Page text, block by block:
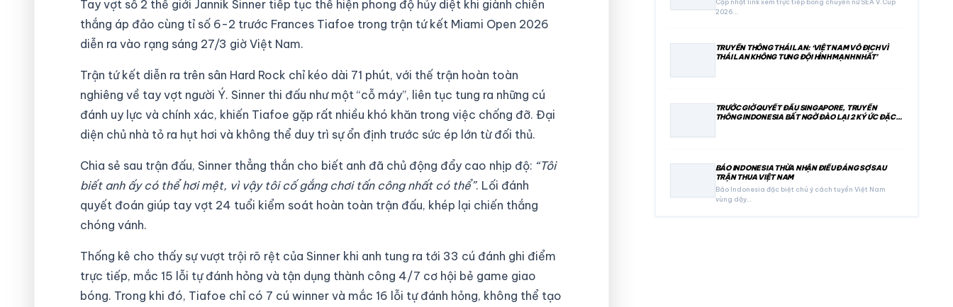
Tay vợt số 2 thế giới Jannik Sinner tiếp tục thể hiện phong độ hủy diệt khi giành chiến
thắng áp đảo cùng tỉ số 6-2 trước Frances Tiafoe trong trận tứ kết Miami Open 2026
diễn ra vào rạng sáng 27/3 giờ Việt Nam.
Trận tứ kết diễn ra trên sân Hard Rock chỉ kéo dài 71 phút, với thế trận hoàn toàn
nghiêng về tay vợt người Ý. Sinner thi đấu như một “cỗ máy”, liên tục tung ra những cú
đánh uy lực và chính xác, khiến Tiafoe gặp rất nhiều khó khăn trong việc chống đỡ. Đại
diện chủ nhà tỏ ra hụt hơi và không thể duy trì sự ổn định trước sức ép lớn từ đối thủ.
Chia sẻ sau trận đấu, Sinner thẳng thắn cho biết anh đã chủ động đẩy cao nhịp độ: “Tôi
biết anh ấy có thể hơi mệt, vì vậy tôi cố gắng chơi tấn công nhất có thể”. Lối đánh
quyết đoán giúp tay vợt 24 tuổi kiểm soát hoàn toàn trận đấu, khép lại chiến thắng
chóng vánh.
Thống kê cho thấy sự vượt trội rõ rệt của Sinner khi anh tung ra tới 33 cú đánh ghi điểm
trực tiếp, mắc 15 lỗi tự đánh hỏng và tận dụng thành công 4/7 cơ hội bẻ game giao
bóng. Trong khi đó, Tiafoe chỉ có 7 cú winner và mắc 16 lỗi tự đánh hỏng, không thể tạo
Cập nhật link xem trực tiếp bóng chuyền nữ SEA V.Cup
2026…
TRUYỀN THÔNG THÁI LAN: ‘VIỆT NAM VÔ ĐỊCH VÌ
THÁI LAN KHÔNG TUNG ĐỘI HÌNH MẠNH NHẤT’
TRƯỚC GIỜ QUYẾT ĐẤU SINGAPORE, TRUYỀN
THÔNG INDONESIA BẤT NGỜ ĐÀO LẠI 2 KÝ ỨC ĐẶC
BÁO INDONESIA THỪA NHẬN ĐIỀU ĐÁNG SỢ SAU
TRẬN THUA VIỆT NAM
Báo Indonesia đặc biệt chú ý cách tuyển Việt Nam
vùng dậy…